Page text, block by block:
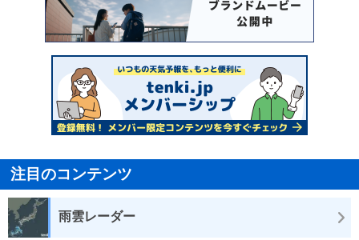
注目のコンテンツ
雨雲レーダー